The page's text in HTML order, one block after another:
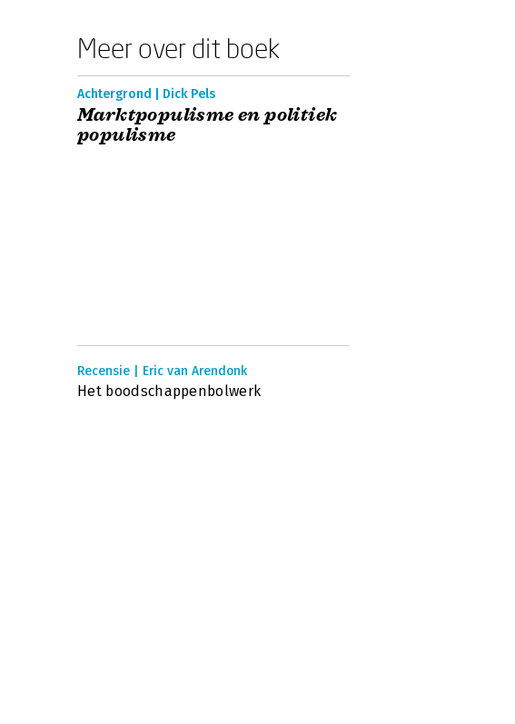
Meer over dit boek
Achtergrond | Dick Pels
Marktpopulisme en politiek
populisme
Recensie | Eric van Arendonk
Het boodschappenbolwerk